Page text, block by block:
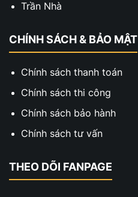
Trần Nhà
CHÍNH SÁCH & BẢO MẬT
Chính sách thanh toán
Chính sách thi công
Chính sách bảo hành
Chính sách tư vấn
THEO DÕI FANPAGE